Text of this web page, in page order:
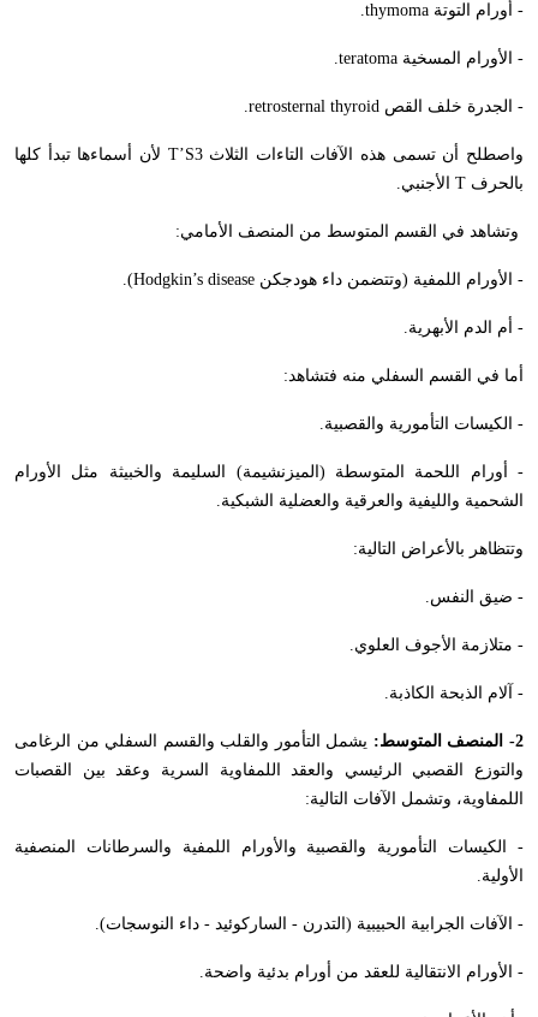
- أورام التوتة thymoma
.
- الأورام المسخية teratoma
.
- الجدرة خلف القص retrosternal thyroid
.
واصطلح أن تسمى هذه الآفات التاءات الثلاث 3 T’S لأن أسماءها تبدأ كلها
بالحرف T الأجنبي.
وتشاهد في القسم المتوسط من المنصف الأمامي:
- الأورام اللمفية (وتتضمن داء هودجكن Hodgkin’s disease
).
- أم الدم الأبهرية.
أما في القسم السفلي منه فتشاهد:
- الكيسات التأمورية والقصبية.
- أورام اللحمة المتوسطة (الميزنشيمة) السليمة والخبيثة مثل الأورام
الشحمية والليفية والعرقية والعضلية الشبكية.
وتتظاهر بالأعراض التالية:
- ضيق النفس.
- متلازمة الأجوف العلوي.
- آلام الذبحة الكاذبة.
2- المنصف المتوسط:
يشمل التأمور والقلب والقسم السفلي من الرغامى
والتوزع القصبي الرئيسي والعقد اللمفاوية السرية وعقد بين القصبات
اللمفاوية، وتشمل الآفات التالية:
- الكيسات التأمورية والقصبية والأورام اللمفية والسرطانات المنصفية
الأولية.
- الآفات الجرابية الحبيبية (التدرن - الساركوئيد - داء النوسجات).
- الأورام الانتقالية للعقد من أورام بدئية واضحة.